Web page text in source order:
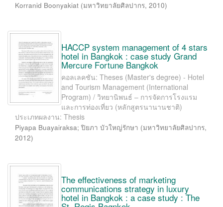
Korranid Boonyakiat (มหาวิทยาลัยศิลปากร, 2010)
HACCP system management of 4 stars
hotel in Bangkok : case study Grand
Mercure Fortune Bangkok
คอลเลคชัน: Theses (Master's degree) - Hotel
and Tourism Management (International
Program) / วิทยานิพนธ์ – การจัดการโรงแรม
และการท่องเที่ยว (หลักสูตรนานานชาติ)
ประเภทผลงาน: Thesis
Piyapa Buayairaksa; ปิยภา บัวใหญ่รักษา (มหาวิทยาลัยศิลปากร,
2012)
The effectiveness of marketing
communications strategy in luxury
hotel in Bangkok : a case study : The